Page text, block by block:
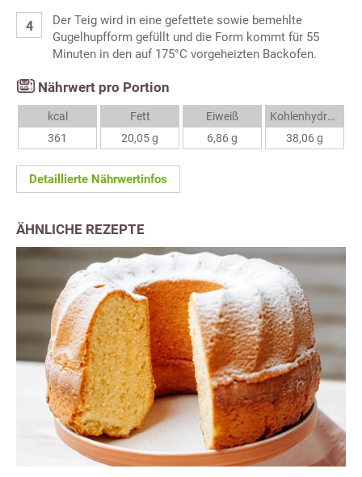
Der Teig wird in eine gefettete sowie bemehlte
Gugelhupfform gefüllt und die Form kommt für 55
Minuten in den auf 175°C vorgeheizten Backofen.
Nährwert pro Portion
kcal
361
Fett
20,05 g
Eiweiß
6,86 g
Kohlenhydrate
38,06 g
Detaillierte Nährwertinfos
ÄHNLICHE REZEPTE